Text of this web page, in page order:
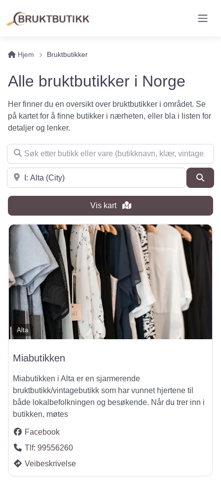
Hjem Bruktbutikker
Alle bruktbutikker i Norge
Her finner du en oversikt over bruktbutikker i området. Se
på kartet for å finne butikker i nærheten, eller bla i listen for
detaljer og lenker.
Søk etter butikk eller vare (butikknavn, klær, vintage, møbler
Søk i nærheten
Vis kart
Alta
Miabutikken
Miabutikken i Alta er en sjarmerende
bruktbutikk/vintagebutikk som har vunnet hjertene til
både lokalbefolkningen og besøkende. Når du trer inn i
butikken, møtes
Facebook
Tlf: 99556260
Veibeskrivelse